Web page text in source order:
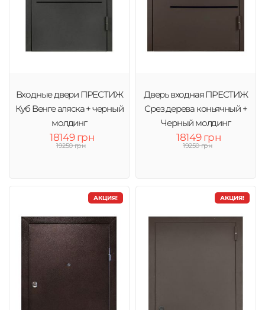
Входные двери ПРЕСТИЖ
Куб Венге аляска + черный
молдинг
18149 грн
19250 грн
Дверь входная ПРЕСТИЖ
Срез дерева коньячный +
Черный молдинг
18149 грн
19250 грн
АКЦИЯ! АКЦИЯ!